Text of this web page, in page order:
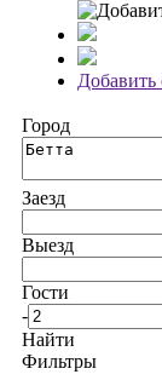
Добавить
Город
Заезд
Выезд
Гости
-
Найти
Фильтры